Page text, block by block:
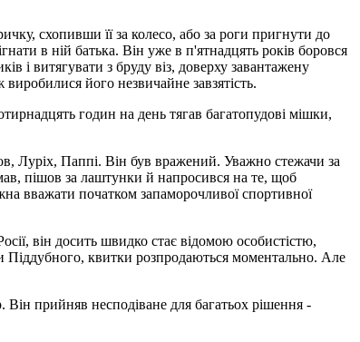
схопивши її за колесо, або за роги пригнути до
в ній батька. Він уже в п'ятнадцять років боровся
і витягувати з бруду віз, доверху завантажену
його незвичайне завзятість.
годин на день тягав багатопудові мішки,
Луріх, Паппі. Він був вражений. Уважно стежачи за
пішов за лаштунки й напросився на те, щоб
вважати початком запаморочливої спортивної
він досить швидко стає відомою особистістю,
Піддубного, квитки розпродаються моментально. Але
прийняв несподіване для багатьох рішення -